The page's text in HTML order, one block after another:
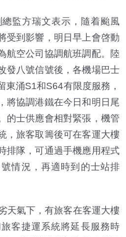
監方瑞文表示，隨着颱風
受到影響，明日早上會啓動
航空公司協調航班調配。陸
發八號信號後，各機場巴士
東涌S1和S64有限度服務，
將協調港鐵在今日和明日尾
的士供應會相對緊張，機管
，旅客取籌後可在客運大樓
排隊，可通過手機應用程式
情況，再適時到的士站排
天氣下，有旅客在客運大樓
客捷運系統將延長服務時